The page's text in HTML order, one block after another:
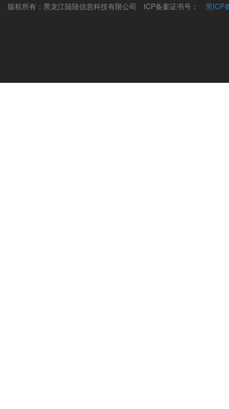
版权所有：黑龙江陆陆信息科技有限公司 ICP备案证书号： 黑ICP